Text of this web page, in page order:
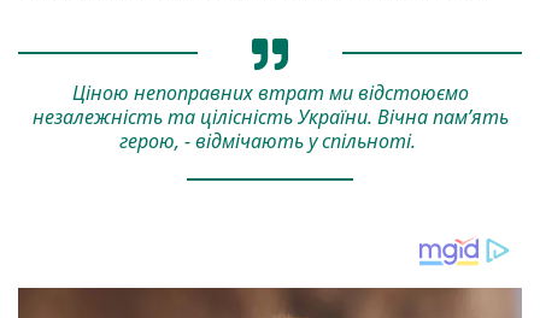
Ціною непоправних втрат ми відстоюємо
незалежність та цілісність України. Вічна пам’ять
герою, - відмічають у спільноті.